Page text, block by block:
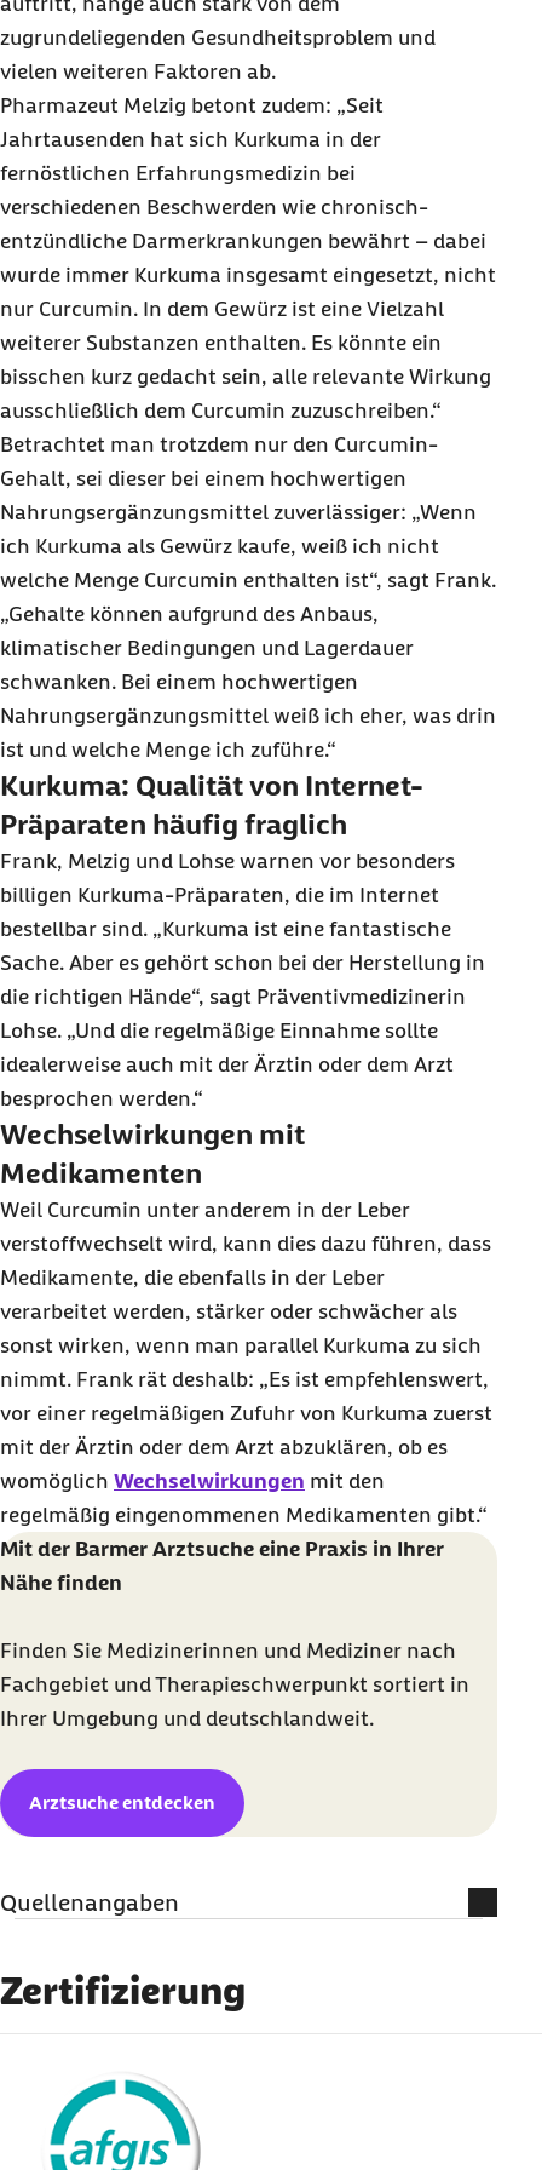
zugrundeliegenden Gesundheitsproblem und
vielen weiteren Faktoren ab.
Pharmazeut Melzig betont zudem: „Seit
Jahrtausenden hat sich Kurkuma in der
fernöstlichen Erfahrungsmedizin bei
verschiedenen Beschwerden wie chronisch-
entzündliche Darmerkrankungen bewährt – dabei
wurde immer Kurkuma insgesamt eingesetzt, nicht
nur Curcumin. In dem Gewürz ist eine Vielzahl
weiterer Substanzen enthalten. Es könnte ein
bisschen kurz gedacht sein, alle relevante Wirkung
ausschließlich dem Curcumin zuzuschreiben.“
Betrachtet man trotzdem nur den Curcumin-
Gehalt, sei dieser bei einem hochwertigen
Nahrungsergänzungsmittel zuverlässiger: „Wenn
ich Kurkuma als Gewürz kaufe, weiß ich nicht
welche Menge Curcumin enthalten ist“, sagt Frank.
„Gehalte können aufgrund des Anbaus,
klimatischer Bedingungen und Lagerdauer
schwanken. Bei einem hochwertigen
Nahrungsergänzungsmittel weiß ich eher, was drin
ist und welche Menge ich zuführe.“
Kurkuma: Qualität von Internet-
Präparaten häufig fraglich
Frank, Melzig und Lohse warnen vor besonders
billigen Kurkuma-Präparaten, die im Internet
bestellbar sind. „Kurkuma ist eine fantastische
Sache. Aber es gehört schon bei der Herstellung in
die richtigen Hände“, sagt Präventivmedizinerin
Lohse. „Und die regelmäßige Einnahme sollte
idealerweise auch mit der Ärztin oder dem Arzt
besprochen werden.“
Wechselwirkungen mit
Medikamenten
Weil Curcumin unter anderem in der Leber
verstoffwechselt wird, kann dies dazu führen, dass
Medikamente, die ebenfalls in der Leber
verarbeitet werden, stärker oder schwächer als
sonst wirken, wenn man parallel Kurkuma zu sich
nimmt. Frank rät deshalb: „Es ist empfehlenswert,
vor einer regelmäßigen Zufuhr von Kurkuma zuerst
mit der Ärztin oder dem Arzt abzuklären, ob es
womöglich Wechselwirkungen mit den
regelmäßig eingenommenen Medikamenten gibt.“
Mit der Barmer Arztsuche eine Praxis in Ihrer
Nähe finden
Finden Sie Medizinerinnen und Mediziner nach
Fachgebiet und Therapieschwerpunkt sortiert in
Ihrer Umgebung und deutschlandweit.
Arztsuche entdecken
Quellenangaben
Informationen
Abigail R. Esquivel et al. (Abruf vom 14.11.2024):
Assessing the influence of curcumin in sex-
specific oxidative stress, survival and
behavior in Drosophila melanogaster
Zertifizierung